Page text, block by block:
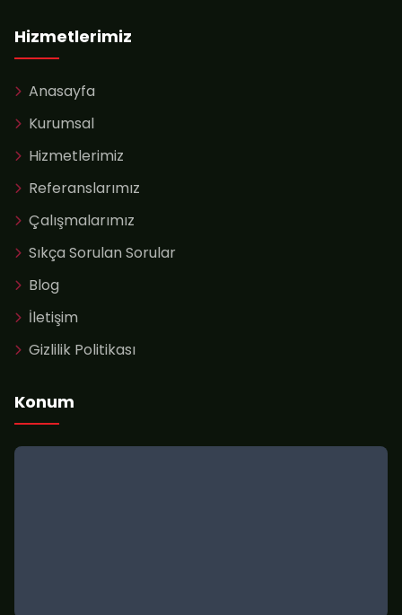
Hizmetlerimiz
Anasayfa
Kurumsal
Hizmetlerimiz
Referanslarımız
Çalışmalarımız
Sıkça Sorulan Sorular
Blog
İletişim
Gizlilik Politikası
Konum